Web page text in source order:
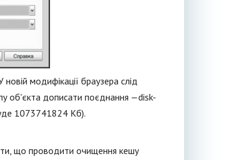
модифікації браузера слід
об'єкта дописати поєднання —disk-
1073741824 Кб).
що проводити очищення кешу